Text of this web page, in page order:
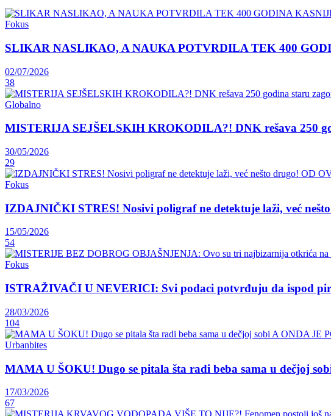
Fokus
SLIKAR NASLIKAO, A NAUKA POTVRDILA TEK 400
02/07/2026
38
Globalno
MISTERIJA SEJŠELSKIH KROKODILA?! DNK rešava 250
30/05/2026
29
Fokus
IZDAJNIČKI STRES! Nosivi poligraf ne detektuje laži, već
15/05/2026
54
Fokus
ISTRAŽIVAČI U NEVERICI: Svi podaci potvrđuju da ispod
28/03/2026
104
Urbanbites
MAMA U ŠOKU! Dugo se pitala šta radi beba sama u dečjoj
17/03/2026
67